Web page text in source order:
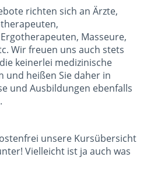
richten sich an Ärzte,
Masseure,
Wir freuen uns auch stets
keinerlei medizinische
und heißen Sie daher in
und Ausbildungen ebenfalls
unsere Kursübersicht
Vielleicht ist ja auch was